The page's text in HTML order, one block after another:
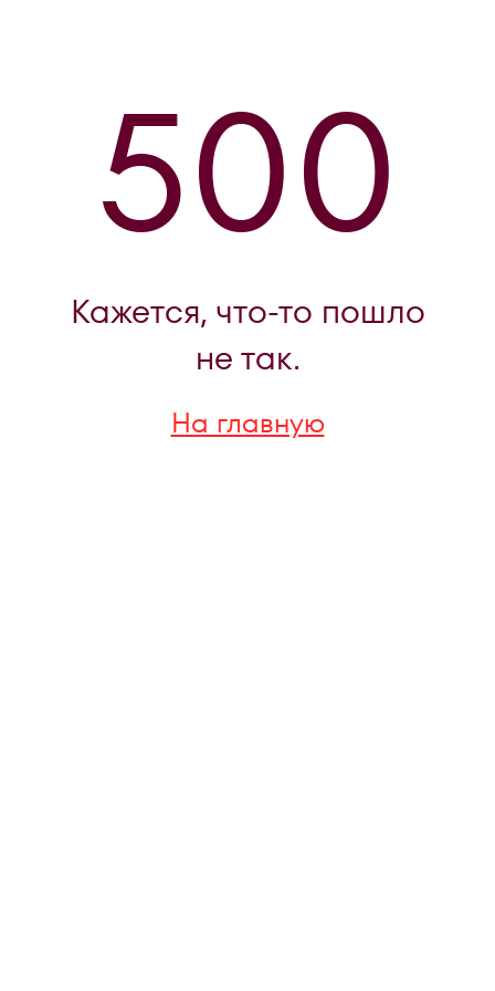
500
Кажется, что-то пошло
не так.
На главную